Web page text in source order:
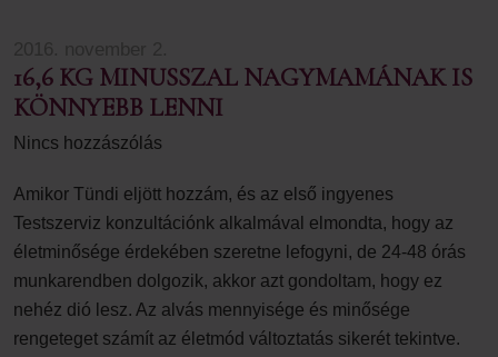
16,6 KG MINUSSZAL NAGYMAMÁNAK IS
KÖNNYEBB LENNI
Nincs hozzászólás
Amikor Tündi eljött hozzám, és az első ingyenes
Testszerviz konzultációnk alkalmával elmondta, hogy az
életminősége érdekében szeretne lefogyni, de 24-48 órás
munkarendben dolgozik, akkor azt gondoltam, hogy ez
nehéz dió lesz. Az alvás mennyisége és minősége
rengeteget számít az életmód változtatás sikerét tekintve.